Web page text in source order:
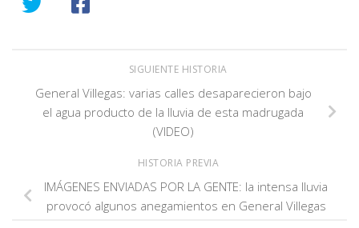
SIGUIENTE HISTORIA
General Villegas: varias calles desaparecieron bajo
el agua producto de la lluvia de esta madrugada
(VIDEO)
HISTORIA PREVIA
IMÁGENES ENVIADAS POR LA GENTE: la intensa lluvia
provocó algunos anegamientos en General Villegas